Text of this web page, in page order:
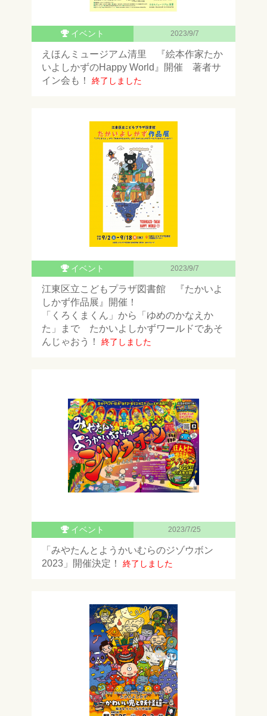
イベント 2023/9/7
えほんミュージアム清里 『絵本作家たか
いよしかずのHappy World』開催 著者サ
イン会も！
終了しました
イベント 2023/9/7
江東区立こどもプラザ図書館 『たかいよ
しかず作品展』開催！
「くろくまくん」から「ゆめのかなえか
た」まで たかいよしかずワールドであそ
んじゃおう！
終了しました
イベント 2023/7/25
「みやたんとようかいむらのジゾウボン
2023」開催決定！
終了しました